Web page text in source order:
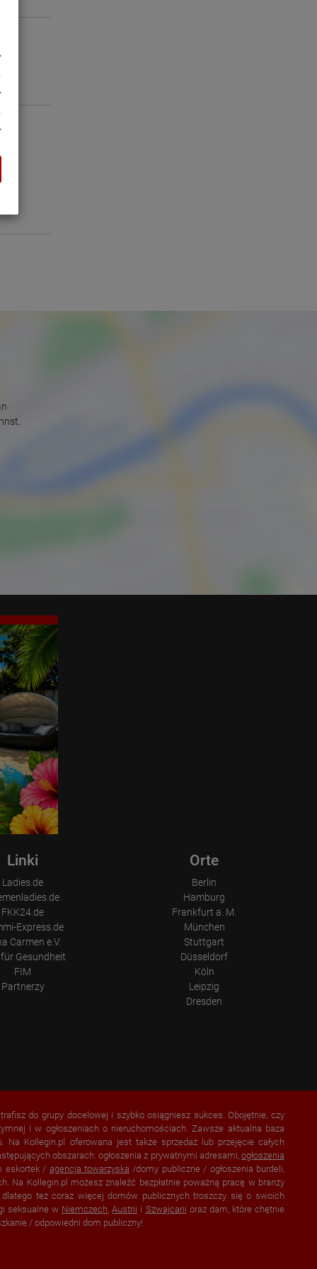
Linki
Ladies.de
FKK24.de
Express.de
Carmen e.V.
Gesundheit
FIM
Partnerzy
Orte
Berlin
Hamburg
Frankfurt a. M.
München
Stuttgart
Düsseldorf
Köln
Leipzig
Dresden
do grupy docelowej i szybko osiągniesz sukces. Obojętnie, czy
i w ogłoszeniach o nieruchomościach. Zawsze aktualna baza
Kollegin.pl oferowana jest także sprzedaż lub przejęcie całych
obszarach: ogłoszenia z prywatnymi adresami, ogłoszenia
eskortek / agencja towarzyska /domy publiczne / ogłoszenia burdeli,
Na Kollegin.pl możesz znaleźć bezpłatnie poważną pracę w branży
też coraz więcej domów publicznych troszczy się o swoich
seksualne w Niemczech,Austrii i Szwajcarii oraz dam, które chętnie
/ odpowiedni dom publiczny!